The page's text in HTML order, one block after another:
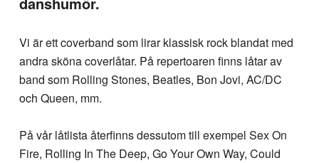
Vi är ett coverband som lirar klassisk rock blandat med
andra sköna coverlåtar. På repertoaren finns låtar av
band som Rolling Stones, Beatles, Bon Jovi, AC/DC
och Queen, mm.
På vår låtlista återfinns dessutom till exempel Sex On
Fire, Rolling In The Deep, Go Your Own Way, Could